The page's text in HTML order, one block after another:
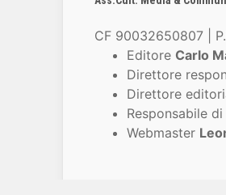
CF 90032650807 |
Editore Carlo
Direttore
Direttore
Responsabile
Webmaster